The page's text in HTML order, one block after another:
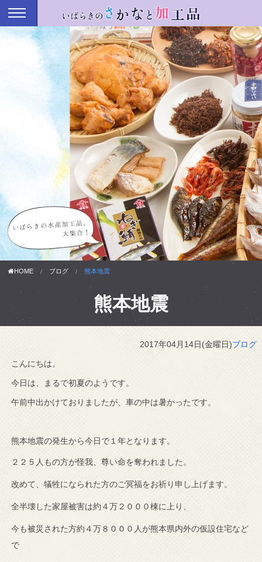
HOME ブログ 熊本地震
熊本地震
2017年04月14日(金曜日)ブログ
こんにちは。
今日は、まるで初夏のようです。
午前中出かけておりましたが、車の中は暑かったです。
熊本地震の発生から今日で１年となります。
２２５人もの方が怪我、尊い命を奪われました。
改めて、犠牲になられた方のご冥福をお祈り申し上げます。
全半壊した家屋被害は約４万２０００棟に上り、
今も被災された方約４万８０００人が熊本県内外の仮設住宅など
で